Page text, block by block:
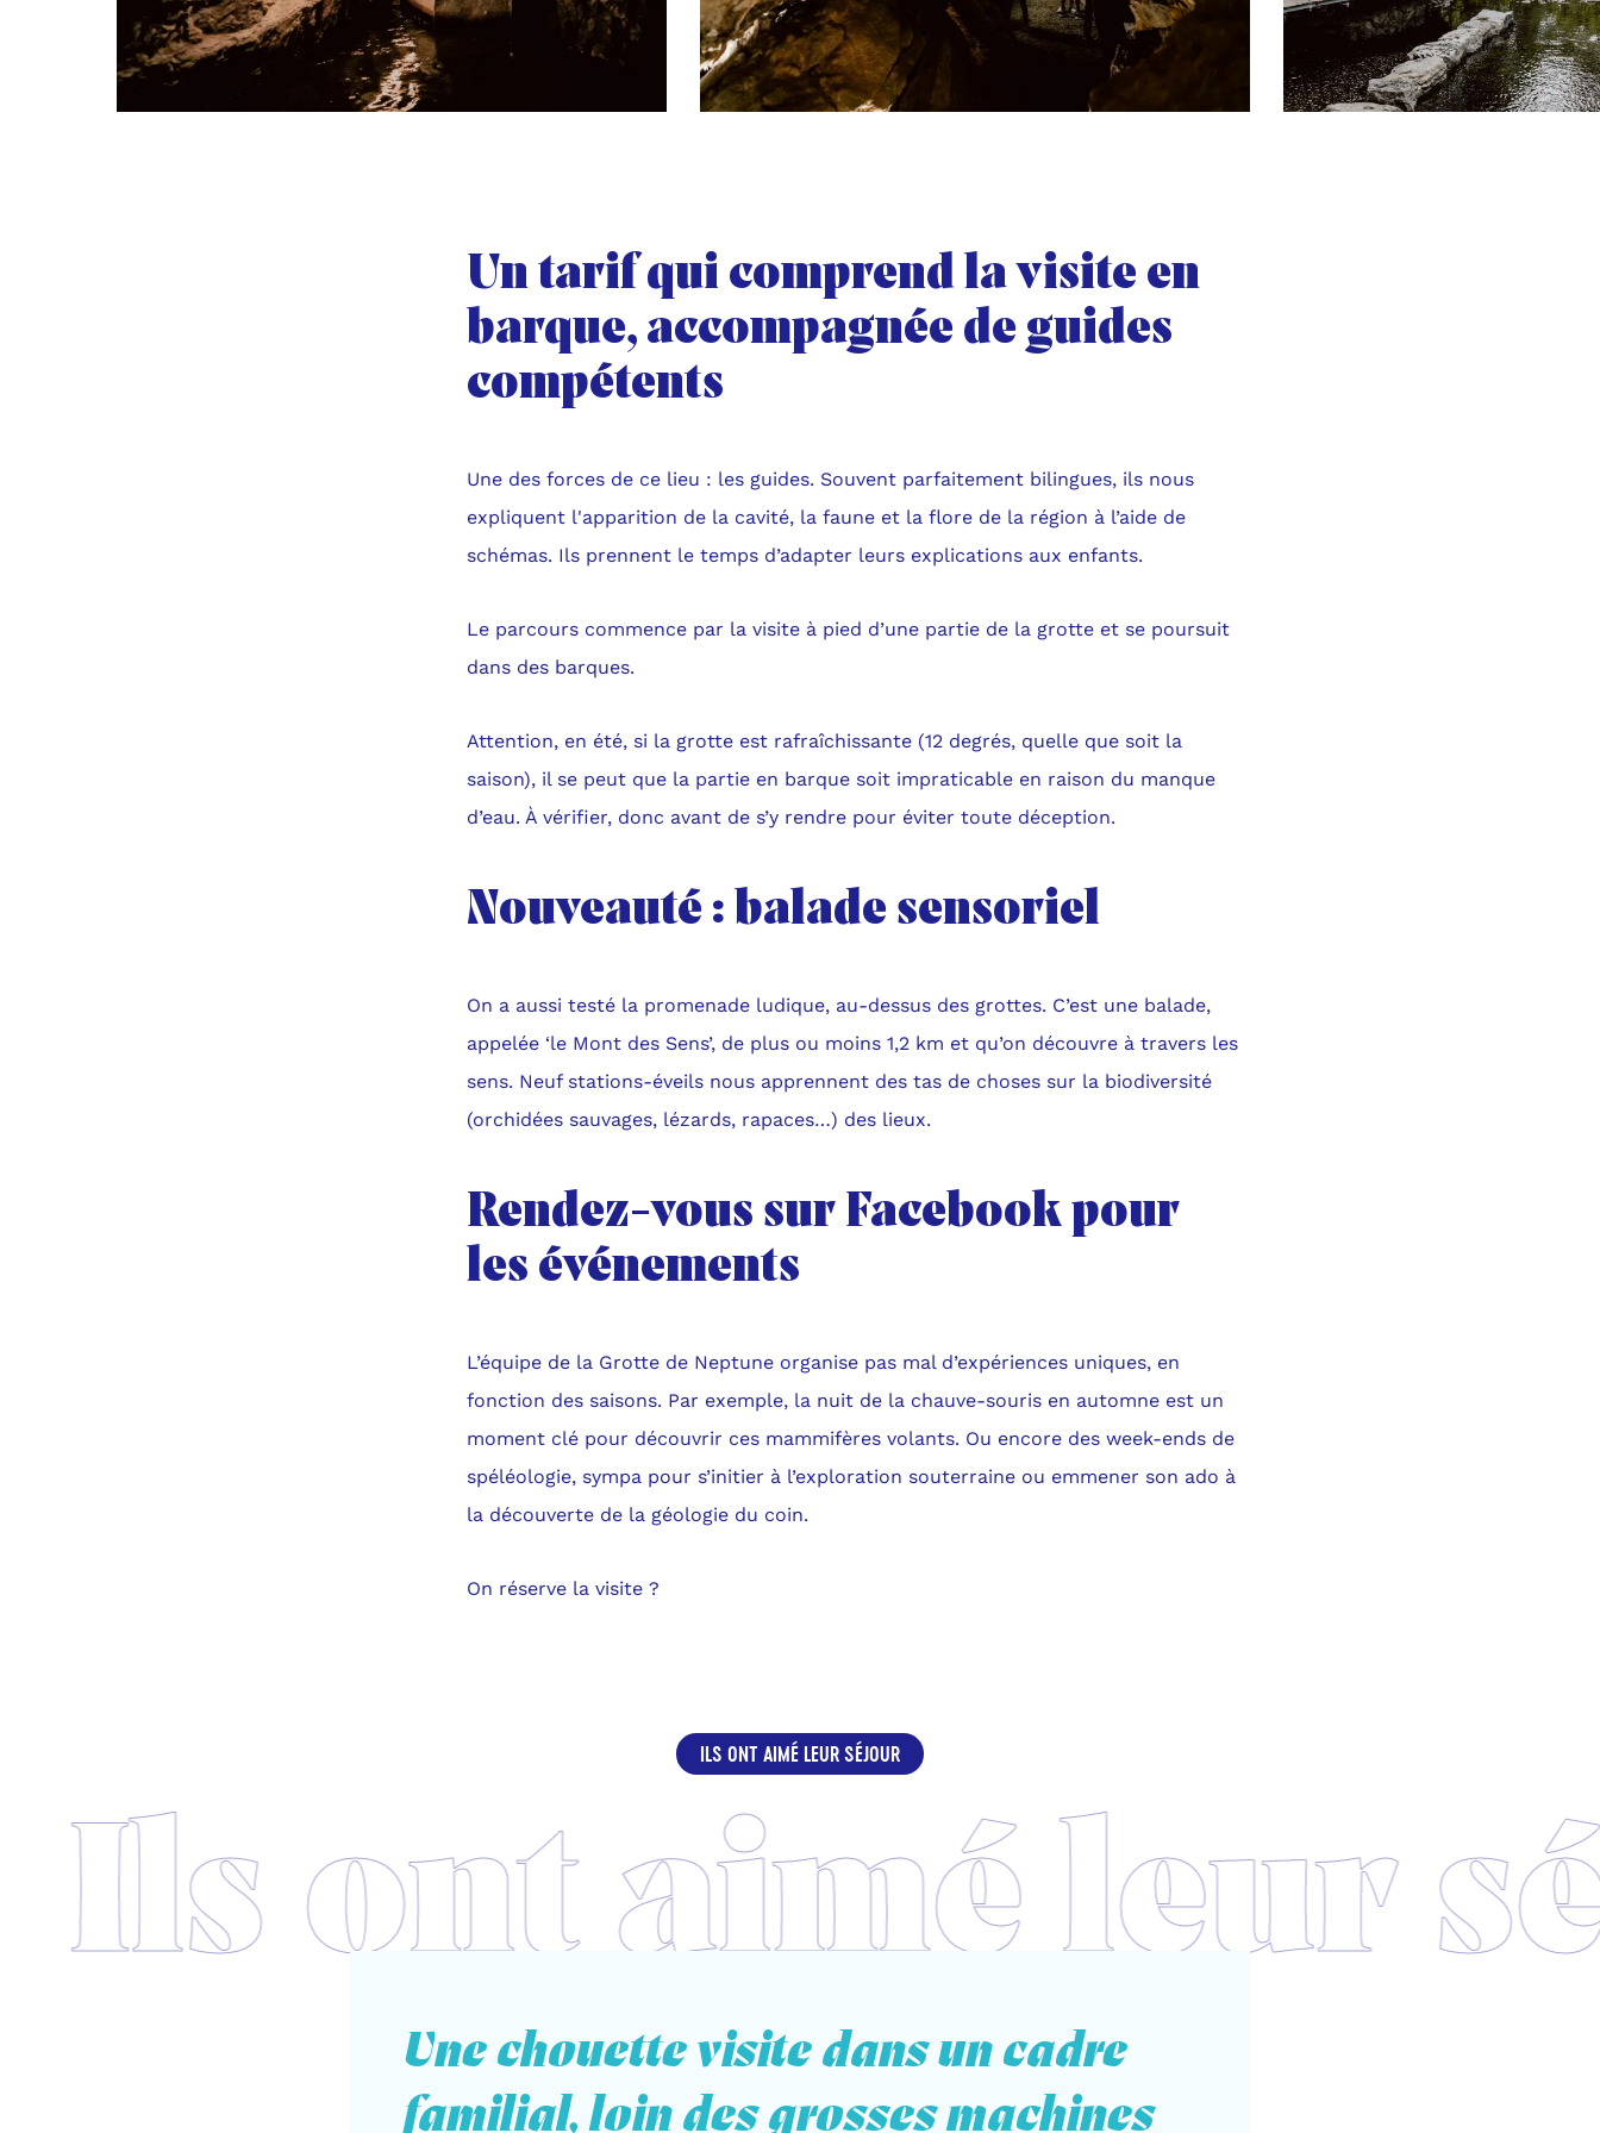
Un tarif qui comprend la visite en
barque, accompagnée de guides
compétents
Une des forces de ce lieu : les guides. Souvent parfaitement bilingues, ils nous
expliquent l'apparition de la cavité, la faune et la flore de la région à l’aide de
schémas. Ils prennent le temps d’adapter leurs explications aux enfants.
Le parcours commence par la visite à pied d’une partie de la grotte et se poursuit
dans des barques.
Attention, en été, si la grotte est rafraîchissante (12 degrés, quelle que soit la
saison), il se peut que la partie en barque soit impraticable en raison du manque
d’eau. À vérifier, donc avant de s’y rendre pour éviter toute déception.
Nouveauté : balade sensoriel
On a aussi testé la promenade ludique, au-dessus des grottes. C’est une balade,
appelée ‘le Mont des Sens’, de plus ou moins 1,2 km et qu’on découvre à travers les
sens. Neuf stations-éveils nous apprennent des tas de choses sur la biodiversité
(orchidées sauvages, lézards, rapaces…) des lieux.
Rendez-vous sur Facebook pour
les événements
L’équipe de la Grotte de Neptune organise pas mal d’expériences uniques, en
fonction des saisons. Par exemple, la nuit de la chauve-souris en automne est un
moment clé pour découvrir ces mammifères volants. Ou encore des week-ends de
spéléologie, sympa pour s’initier à l’exploration souterraine ou emmener son ado à
la découverte de la géologie du coin.
On réserve la visite ?
ILS ONT AIMÉ LEUR SÉJOUR
Une chouette visite dans un cadre
familial, loin des grosses machines